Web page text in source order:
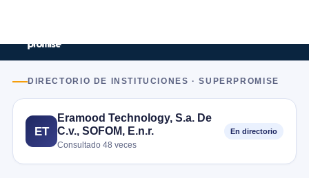
DIRECTORIO DE INSTITUCIONES · SUPERPROMISE
ET
Eramood Technology, S.a. De
C.v., SOFOM, E.n.r.
Consultado 48 veces
En directorio